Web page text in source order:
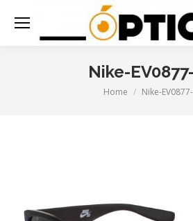
Nike-
You are here:
Home Nike-